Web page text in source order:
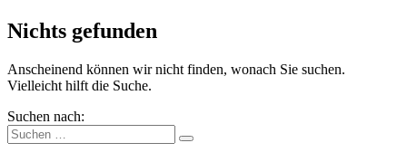
Nichts gefunden
Anscheinend können wir nicht finden, wonach Sie suchen.
Vielleicht hilft die Suche.
Suchen nach: